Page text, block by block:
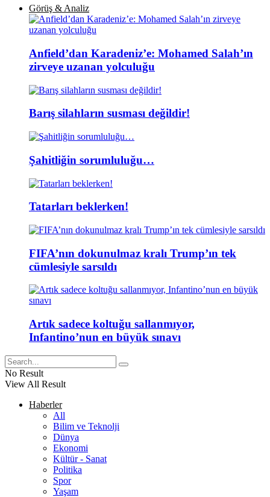
Görüş & Analiz
Anfield’dan Karadeniz’e: Mohamed Salah’ın
zirveye uzanan yolculuğu
Barış silahların susması değildir!
Şahitliğin sorumluluğu…
Tatarları beklerken!
FIFA’nın dokunulmaz kralı Trump’ın tek
cümlesiyle sarsıldı
Artık sadece koltuğu sallanmıyor,
Infantino’nun en büyük sınavı
No Result
View All Result
Haberler
All
Bilim ve Teknolji
Dünya
Ekonomi
Kültür - Sanat
Politika
Spor
Yaşam